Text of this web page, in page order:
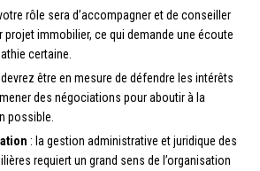
rôle sera d’accompagner et de conseiller
immobilier, ce qui demande une écoute
certaine.
être en mesure de défendre les intérêts
des négociations pour aboutir à la
possible.
: la gestion administrative et juridique des
requiert un grand sens de l’organisation